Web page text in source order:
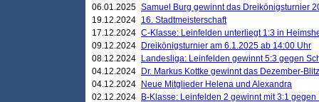
06.01.2025 Samuel Burg gewinnt das Dreikönigsturnier
19.12.2024 16. Stadtmeisterschaft
17.12.2024 C-Klasse: Leinfelden unterliegt 1:3 in
09.12.2024
Dreikönigsturnier am 6.1.2025 ab 14:00 Uhr
08.12.2024
Landesliga: Leinfelden gewinnt 5:3 gegen
04.12.2024
Dr. Markus Kottke gewinnt das Dezember-
04.12.2024
Neue Mitglieder Helena und Alexandra
02.12.2024
B-Klasse: Leinfelden 2 gewinnt mit 3:1